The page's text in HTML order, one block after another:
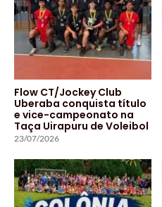
Flow CT/Jockey Club
Uberaba conquista título
e vice-campeonato na
Taça Uirapuru de Voleibol
23/07/2026